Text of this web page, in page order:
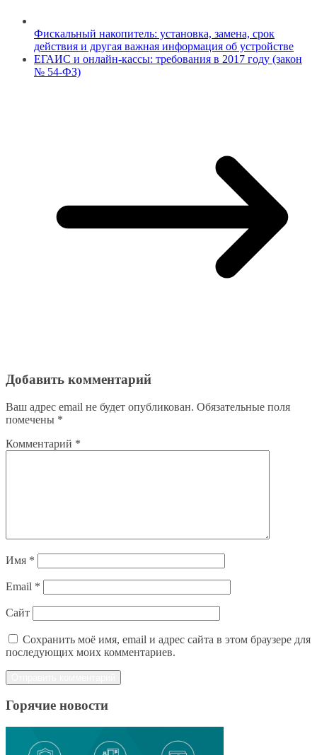
Фискальный накопитель: установка, замена, срок
действия и другая важная информация об устройстве
ЕГАИС и онлайн-кассы: требования в 2017 году (закон
№ 54-ФЗ)
Добавить комментарий
Ваш адрес email не будет опубликован. Обязательные поля
помечены *
Комментарий *
Имя *
Email *
Сайт
Сохранить моё имя, email и адрес сайта в этом браузере для
последующих моих комментариев.
Горячие новости